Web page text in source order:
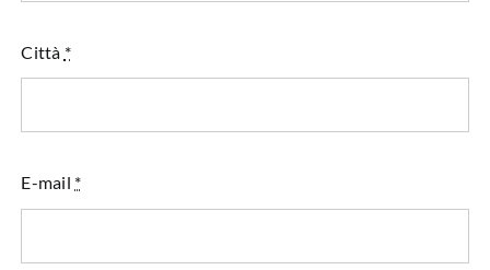
Città *
E-mail *